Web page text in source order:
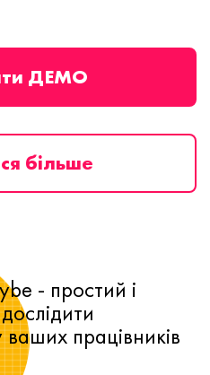
ДЕМО
більше
- простий і
працівників